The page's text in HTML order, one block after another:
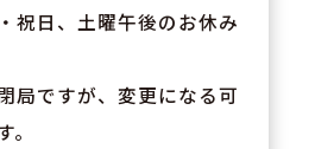
祝日、土曜午後のお休み
局ですが、変更になる可